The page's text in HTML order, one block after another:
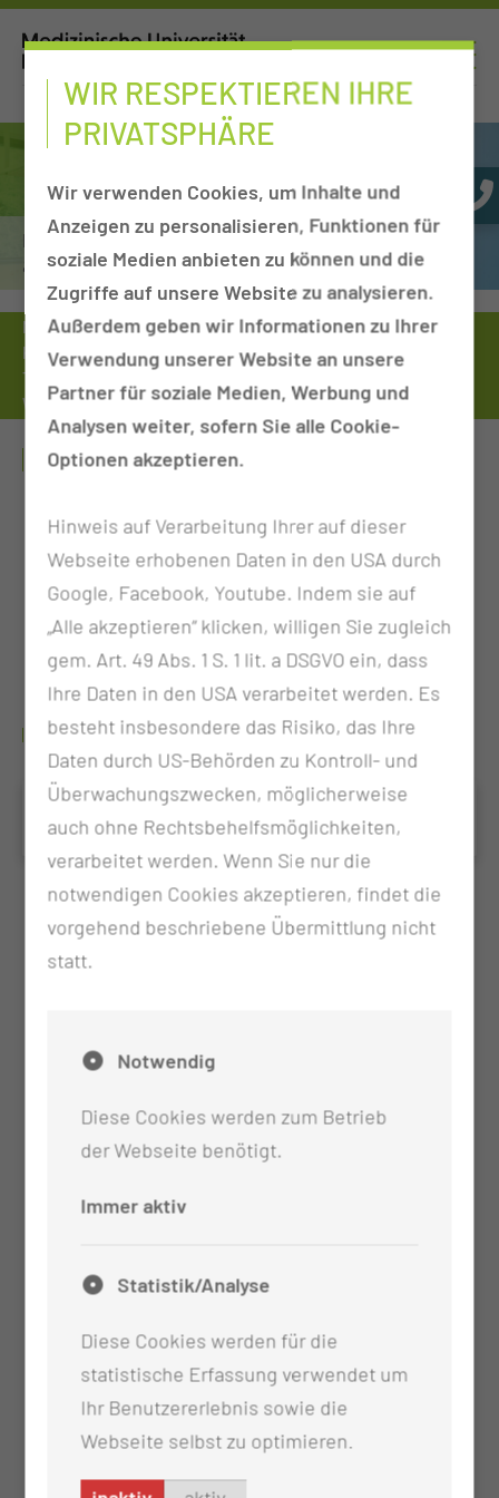
Physiotherapie, funktionelle Ergotherapie
& Logopädie
Medizinische Universität
Einrichtungen von A-Z
Kliniken, Departments & Sektionen
Therapieangebot der Physiotherapie
Wärme- und Kältetherapie
WÄRME- UND KÄLTETHERAPIE
Kältekammer (Link zum Handzettel/Flyer
Kältekammer)
Kryotherapie mit Kaltluft
Pelosepackungen
Ultraschall
WO FINDE ICH WEITERE INFORMATIONEN?
Kältekammer
WIR RESPEKTIEREN IHRE
PRIVATSPHÄRE
Wir verwenden Cookies, um Inhalte und
Anzeigen zu personalisieren, Funktionen für
soziale Medien anbieten zu können und die
Zugriffe auf unsere Website zu analysieren.
Außerdem geben wir Informationen zu Ihrer
Verwendung unserer Website an unsere
Partner für soziale Medien, Werbung und
Analysen weiter, sofern Sie alle Cookie-
Optionen akzeptieren.
Hinweis auf Verarbeitung Ihrer auf dieser
Webseite erhobenen Daten in den USA durch
Google, Facebook, Youtube. Indem sie auf
„Alle akzeptieren“ klicken, willigen Sie zugleich
gem. Art. 49 Abs. 1 S. 1 lit. a DSGVO ein, dass
Ihre Daten in den USA verarbeitet werden. Es
besteht insbesondere das Risiko, das Ihre
Daten durch US-Behörden zu Kontroll- und
Überwachungszwecken, möglicherweise
auch ohne Rechtsbehelfsmöglichkeiten,
verarbeitet werden. Wenn Sie nur die
notwendigen Cookies akzeptieren, findet die
vorgehend beschriebene Übermittlung nicht
statt.
Notwendig
Diese Cookies werden zum Betrieb
der Webseite benötigt.
Immer aktiv
Statistik/Analyse
Diese Cookies werden für die
statistische Erfassung verwendet um
Ihr Benutzererlebnis sowie die
Webseite selbst zu optimieren.